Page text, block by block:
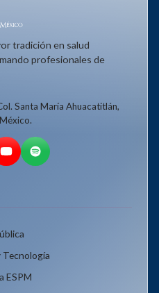
tradición en salud
profesionales de
Santa María Ahuacatitlán,
Tecnología
ESPM